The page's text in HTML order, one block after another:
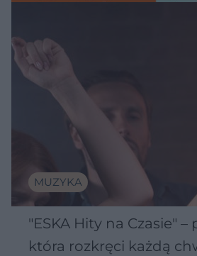
MUZYKA
"ESKA Hity na Czasie" –
która rozkręci każdą